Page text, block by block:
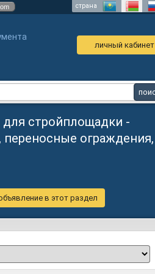
страна
личный кабинет
стройплощадки -
ограждения,
в этот раздел